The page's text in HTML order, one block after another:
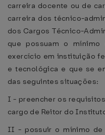
carreira docente ou de
carreira dos técnico-
dos Cargos Técnico-
que possuam o
exercício em instituição
e tecnológica e que se
das seguintes situações:
I - preencher os
cargo de Reitor do
II - possuir o mínimo de